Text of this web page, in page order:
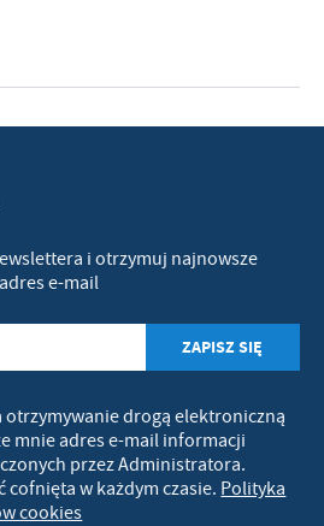
i otrzymuj najnowsze
e-mail
otrzymywanie drogą elektroniczną
mnie adres e-mail informacji
przez Administratora.
cofnięta w każdym czasie. Polityka
cookies